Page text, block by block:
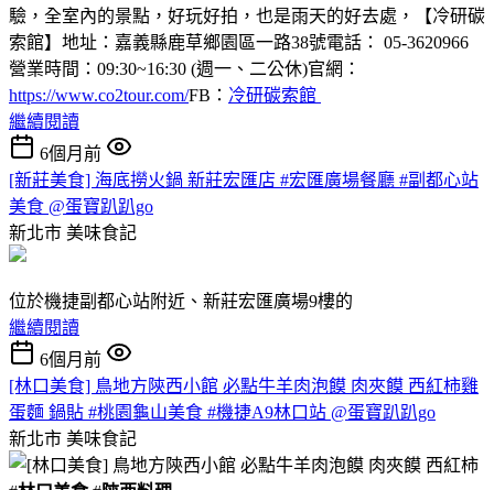
驗，全室內的景點，好玩好拍，也是雨天的好去處，【冷研碳
索館】地址：嘉義縣鹿草鄉園區一路38號電話： 05-3620966
營業時間：09:30~16:30 (週一、二公休)官網：
https://www.co2tour.com/FB： 冷研碳索館
繼續閱讀
6個月前
[新莊美食] 海底撈火鍋 新莊宏匯店 #宏匯廣場餐廳 #副都心站
美食 @蛋寶趴趴go
新北市 美味食記
位於機捷副都心站附近、新莊宏匯廣場9樓的
繼續閱讀
6個月前
[林口美食] 鳥地方陝西小館 必點牛羊肉泡饃 肉夾饃 西紅柿雞
蛋麵 鍋貼 #桃園龜山美食 #機捷A9林口站 @蛋寶趴趴go
新北市 美味食記